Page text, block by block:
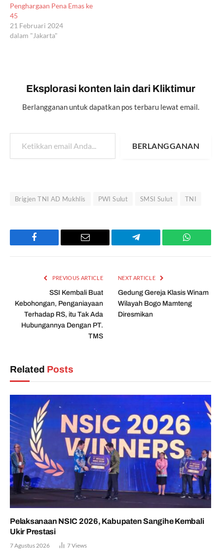
Penghargaan Pena Emas ke
45
21 Februari 2024
dalam "Jakarta"
Eksplorasi konten lain dari Kliktimur
Berlangganan untuk dapatkan pos terbaru lewat email.
Ketikkan email Anda...
BERLANGGANAN
Brigjen TNI AD Mukhlis PWI Sulut SMSI Sulut TNI
Facebook Email Telegram
PREVIOUS ARTICLE
SSI Kembali Buat
Kebohongan, Penganiayaan
Terhadap RS, itu Tak Ada
Hubungannya Dengan PT.
TMS
NEXT ARTICLE
Gedung Gereja Klasis Winam
Wilayah Bogo Mamteng
Diresmikan
Related Posts
Pelaksanaan NSIC 2026, Kabupaten Sangihe Kembali
Ukir Prestasi
7 Agustus 2026 7Views